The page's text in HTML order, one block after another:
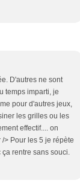
D'autres ne sont
temps imparti, je
pour d'autres jeux,
les grilles ou les
effectif.... on
> Pour les 5 je répète
rentre sans souci.